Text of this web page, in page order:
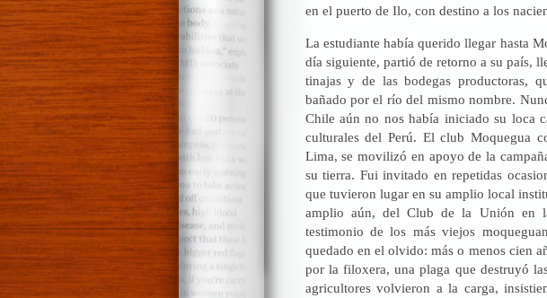
en el puerto de Ilo, con destino a los
La estudiante había querido llegar hasta
día siguiente, partió de retorno a su país,
tinajas y de las bodegas productoras,
bañado por el río del mismo nombre.
Chile aún no nos había iniciado su loca
culturales del Perú. El club Moquegua
Lima, se movilizó en apoyo de la
su tierra. Fui invitado en repetidas
que tuvieron lugar en su amplio local
amplio aún, del Club de la Unión en
testimonio de los más viejos
quedado en el olvido: más o menos cien
por la filoxera, una plaga que destruyó
agricultores volvieron a la carga,